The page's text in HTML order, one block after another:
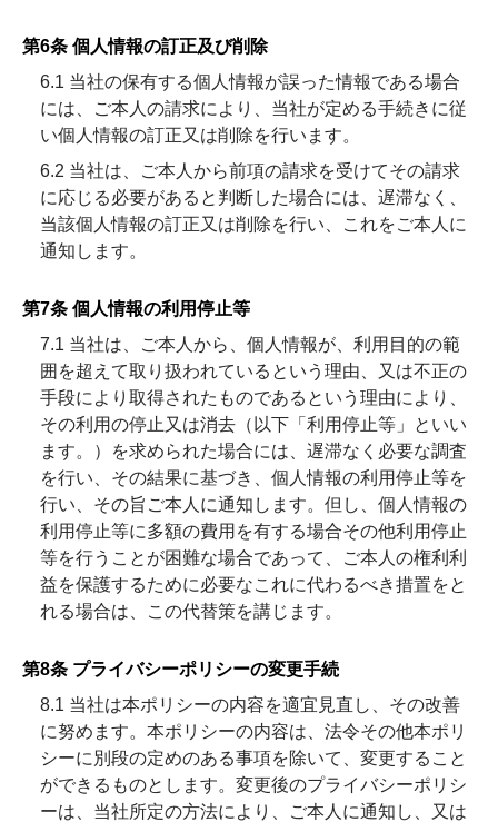
第6条 個人情報の訂正及び削除
6.1 当社の保有する個人情報が誤った情報である場合
には、ご本人の請求により、当社が定める手続きに従
い個人情報の訂正又は削除を行います。
6.2 当社は、ご本人から前項の請求を受けてその請求
に応じる必要があると判断した場合には、遅滞なく、
当該個人情報の訂正又は削除を行い、これをご本人に
通知します。
第7条 個人情報の利用停止等
7.1 当社は、ご本人から、個人情報が、利用目的の範
囲を超えて取り扱われているという理由、又は不正の
手段により取得されたものであるという理由により、
その利用の停止又は消去（以下「利用停止等」といい
ます。）を求められた場合には、遅滞なく必要な調査
を行い、その結果に基づき、個人情報の利用停止等を
行い、その旨ご本人に通知します。但し、個人情報の
利用停止等に多額の費用を有する場合その他利用停止
等を行うことが困難な場合であって、ご本人の権利利
益を保護するために必要なこれに代わるべき措置をと
れる場合は、この代替策を講じます。
第8条 プライバシーポリシーの変更手続
8.1 当社は本ポリシーの内容を適宜見直し、その改善
に努めます。本ポリシーの内容は、法令その他本ポリ
シーに別段の定めのある事項を除いて、変更すること
ができるものとします。変更後のプライバシーポリシ
ーは、当社所定の方法により、ご本人に通知し、又は